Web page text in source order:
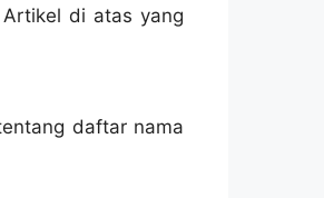
di atas yang
daftar nama